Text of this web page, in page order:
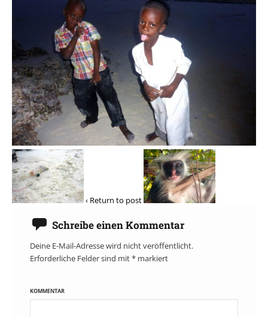
‹ Return to post
Schreibe einen Kommentar
Deine E-Mail-Adresse wird nicht veröffentlicht.
Erforderliche Felder sind mit* markiert
KOMMENTAR